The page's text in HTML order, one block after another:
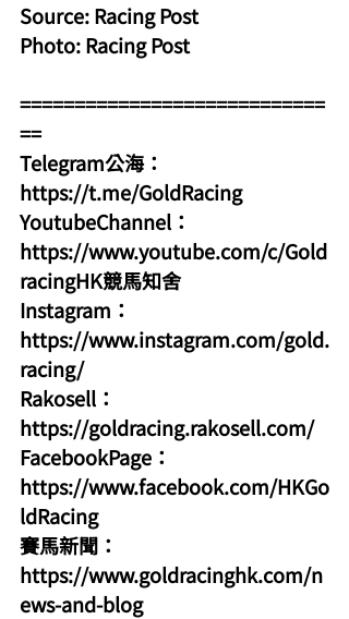
Source: Racing Post
Photo: Racing Post
============================
==
Telegram公海：
https://t.me/GoldRacing
YoutubeChannel：
https://www.youtube.com/c/Gold
racingHK競馬知舍
Instagram：
https://www.instagram.com/gold.
racing/
Rakosell：
https://goldracing.rakosell.com/
FacebookPage：
https://www.facebook.com/HKGo
ldRacing
賽馬新聞：
https://www.goldracinghk.com/n
ews-and-blog